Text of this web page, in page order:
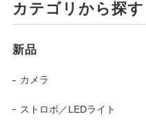
カテゴリから探す
新品
カメラ
ストロボ／LEDライト